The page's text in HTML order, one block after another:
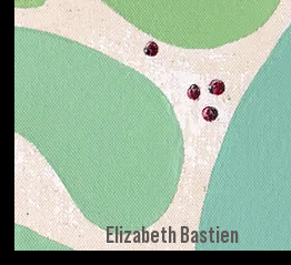
Elizabeth Bastien